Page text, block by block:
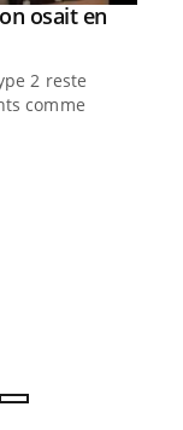
osait en
2 reste
comme